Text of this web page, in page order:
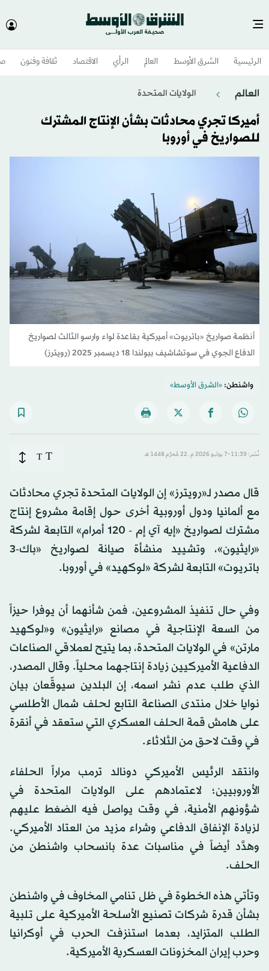
الرئيسية الشرق الأوسط​ العالم الرأي الاقتصاد ثقافة وفنون
العالم الولايات المتحدة​
أميركا تجري محادثات بشأن الإنتاج المشترك
للصواريخ في أوروبا
أنظمة صواريخ «باتريوت» أميركية بقاعدة لواء وارسو الثالث لصواريخ
الدفاع الجوي في سوتشاشيف ببولندا 18 ديسمبر 2025 (رويترز)
واشنطن:«الشرق الأوسط»
نُشر: 11:39-7 يوليو 2026 م ـ 22 مُحرَّم 1448 هـ T
T
قال مصدر لـ«رويترز» إن الولايات المتحدة تجري محادثات
مع ألمانيا ودول أوروبية أخرى حول إقامة مشروع إنتاج
مشترك لصواريخ «إيه آي إم - 120 أمرام» التابعة لشركة
«رايثيون»، وتشييد منشأة صيانة لصواريخ «باك-3
باتريوت» التابعة لشركة «لوكهيد» في أوروبا.
وفي حال تنفيذ المشروعين، فمن شأنهما أن يوفرا حيزاً
من السعة الإنتاجية في مصانع «رايثيون» و«لوكهيد
مارتن» في الولايات المتحدة، بما يتيح لعملاقي الصناعات
الدفاعية الأميركيين زيادة إنتاجهما محلياً. وقال المصدر،
الذي طلب عدم نشر اسمه، إن البلدين سيوقّعان بيان
نوايا خلال منتدى الصناعة التابع لحلف شمال الأطلسي
على هامش قمة الحلف العسكري التي ستعقد في أنقرة
في وقت لاحق من الثلاثاء.
وانتقد الرئيس الأميركي دونالد ترمب مراراً الحلفاء
الأوروبيين؛ لاعتمادهم على الولايات المتحدة في
شؤونهم الأمنية، في وقت يواصل فيه الضغط عليهم
لزيادة الإنفاق الدفاعي وشراء مزيد من العتاد الأميركي.
وهدَّد أيضاً في مناسبات عدة بانسحاب واشنطن من
الحلف.
وتأتي هذه الخطوة في ظل تنامي المخاوف في واشنطن
بشأن قدرة شركات تصنيع الأسلحة الأميركية على تلبية
الطلب المتزايد، بعدما استنزفت الحرب في أوكرانيا
وحرب إيران المخزونات العسكرية الأميركية.